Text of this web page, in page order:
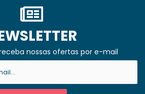
nossas ofertas por e-mail